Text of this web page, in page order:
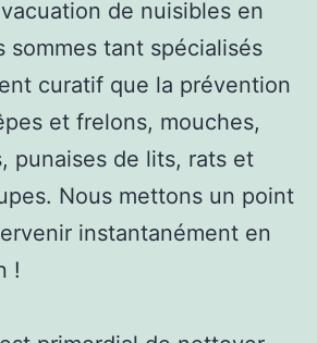
de nuisibles en
sommes tant spécialisés
curatif que la prévention
et frelons, mouches,
punaises de lits, rats et
Nous mettons un point
instantanément en
!